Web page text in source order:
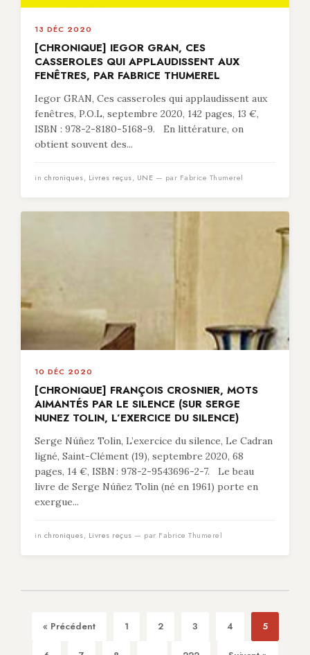
13 DÉC 2020
[CHRONIQUE] IEGOR GRAN, CES
CASSEROLES QUI APPLAUDISSENT AUX
FENÊTRES, PAR FABRICE THUMEREL
Iegor GRAN, Ces casseroles qui applaudissent aux
fenêtres, P.O.L, septembre 2020, 142 pages, 13 €,
ISBN : 978-2-8180-5168-9. En littérature, on
obtient souvent des...
in chroniques, Livres reçus, UNE — par Fabrice Thumerel
10 DÉC 2020
[CHRONIQUE] FRANÇOIS CROSNIER, MOTS
AIMANTÉS PAR LE SILENCE (SUR SERGE
NUNEZ TOLIN, L’EXERCICE DU SILENCE)
Serge Núñez Tolin, L’exercice du silence, Le Cadran
ligné, Saint-Clément (19), septembre 2020, 68
pages, 14 €, ISBN : 978-2-9543696-2-7. Le beau
livre de Serge Núñez Tolin (né en 1961) porte en
exergue...
in chroniques, Livres reçus — par Fabrice Thumerel
« Précédent 1 2 3 4 5